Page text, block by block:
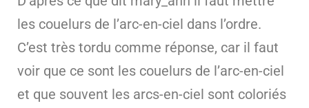
les couelurs de l’arc-en-ciel dans l’ordre.
C’est très tordu comme réponse, car il faut
voir que ce sont les couelurs de l’arc-en-ciel
et que souvent les arcs-en-ciel sont coloriés